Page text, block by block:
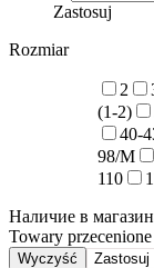
Zastosuj
Rozmiar
2
(1-2)
40-
98/M
110
Наличие в
Towary przecenione
Wyczyść Zastosuj